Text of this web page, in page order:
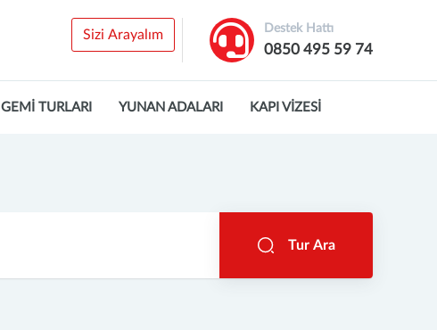
Sizi Arayalım Destek Hattı
0850 495 59 74
GEMİ TURLARI YUNAN ADALARI KAPI VİZESİ
Tur Ara